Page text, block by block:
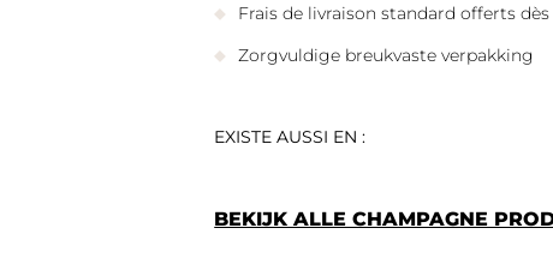
Frais de livraison standard offerts
Zorgvuldige breukvaste verpakking
EXISTE AUSSI EN :
BEKIJK ALLE CHAMPAGNE